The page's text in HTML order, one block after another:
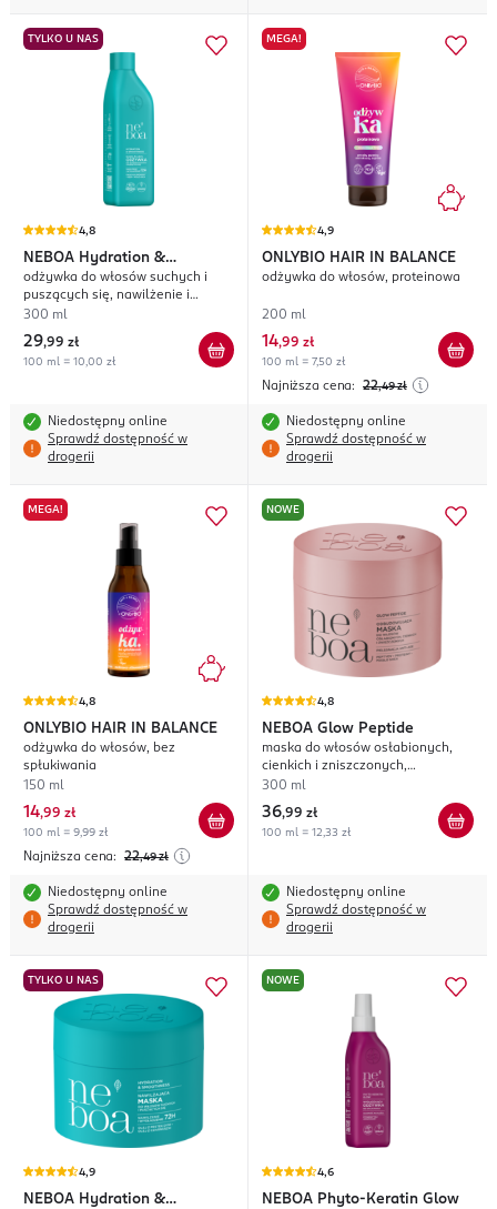
TYLKO U NAS
4,8
NEBOA Hydration &
Smoothness
odżywka do włosów suchych i
puszących się, nawilżenie i
wygładzenie
300 ml
29,99 zł
100 ml = 10,00 zł
Niedostępny online
Sprawdź dostępność w
drogerii
MEGA!
4,9
ONLYBIO HAIR IN BALANCE
odżywka do włosów, proteinowa
200 ml
14,99 zł
100 ml = 7,50 zł
Najniższa cena: 22,49 zł
Niedostępny online
Sprawdź dostępność w
drogerii
MEGA!
4,8
ONLYBIO HAIR IN BALANCE
odżywka do włosów, bez
spłukiwania
150 ml
14,99 zł
100 ml = 9,99 zł
Najniższa cena: 22,49 zł
Niedostępny online
Sprawdź dostępność w
drogerii
NOWE
4,8
NEBOA Glow Peptide
maska do włosów osłabionych,
cienkich i zniszczonych,
odbudowująca, pielęgnacja anti-
300 ml
36,99 zł
100 ml = 12,33 zł
Niedostępny online
Sprawdź dostępność w
drogerii
TYLKO U NAS
4,9
NEBOA Hydration &
NOWE
4,6
NEBOA Phyto-Keratin Glow